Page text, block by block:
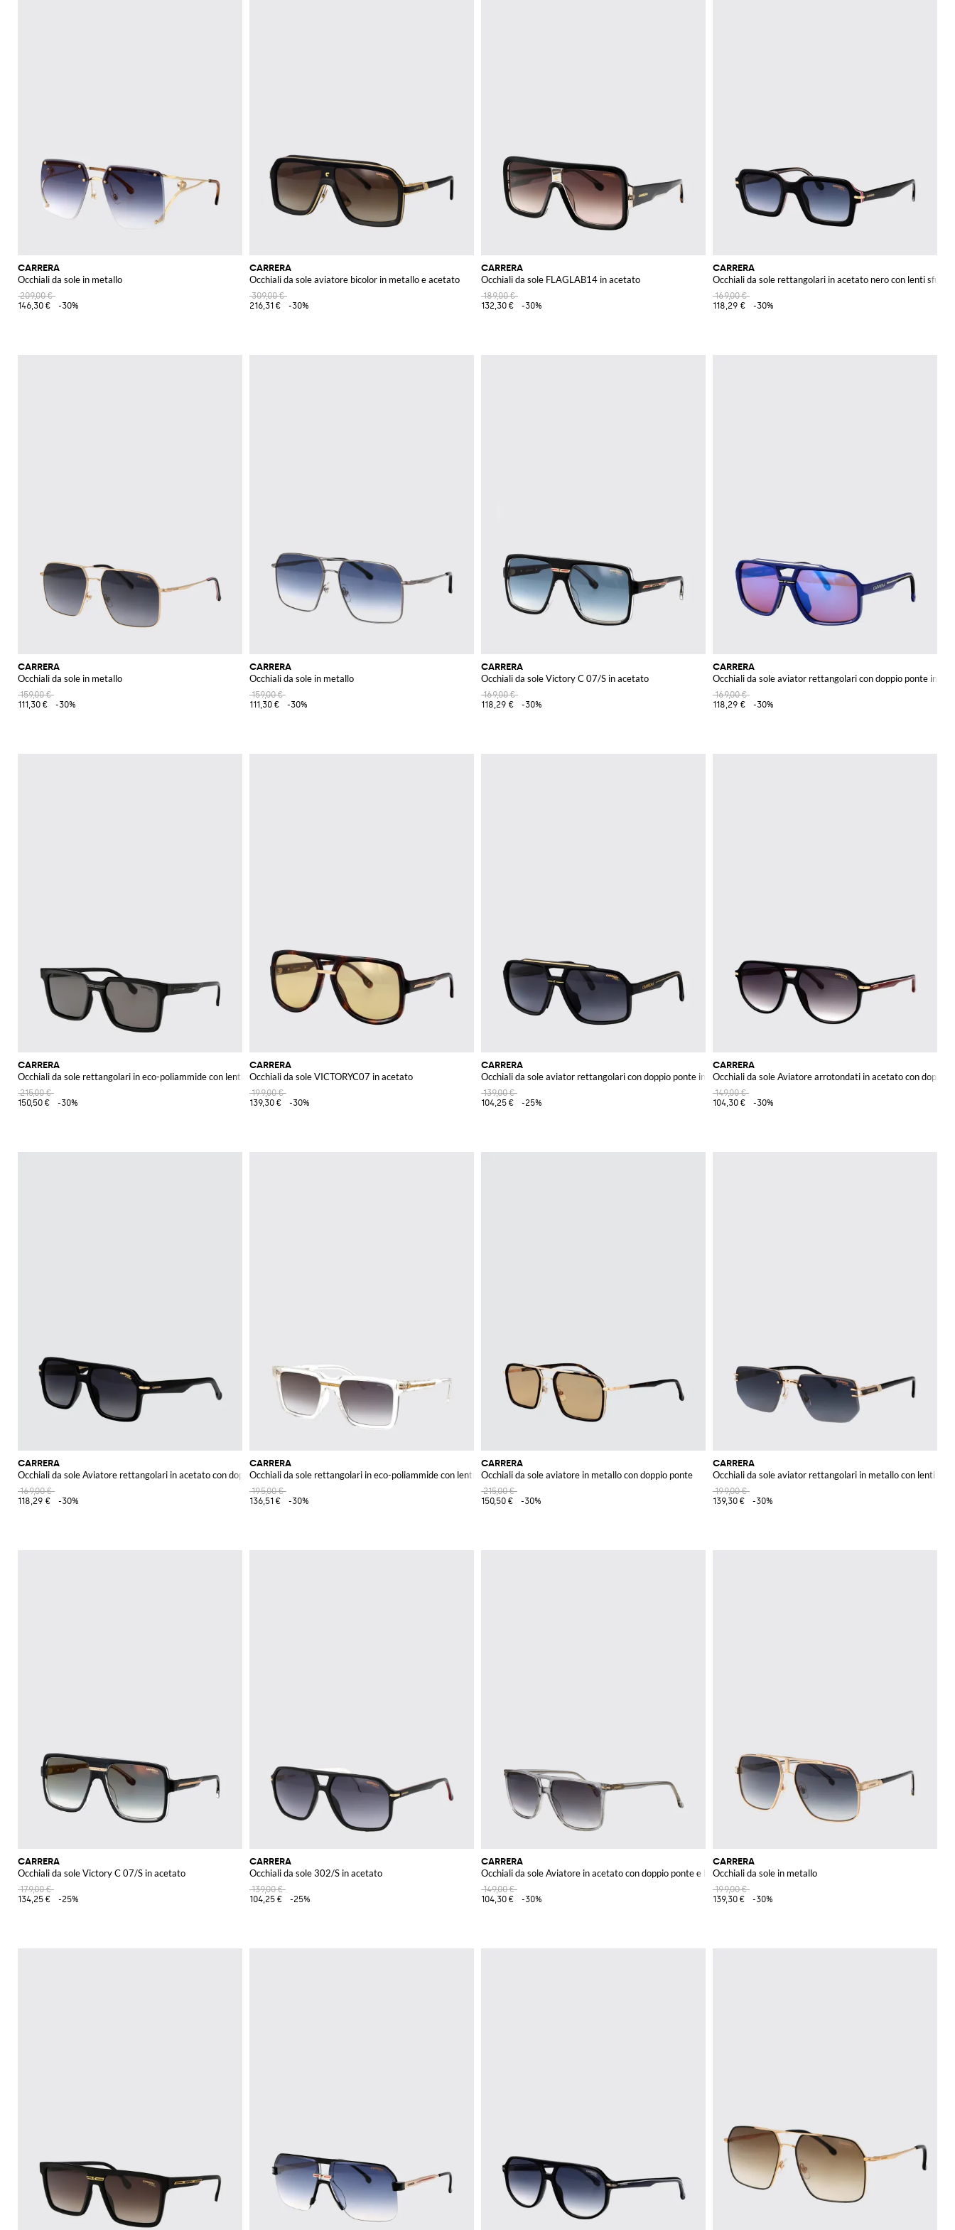
CARRERA
Occhiali da sole in metallo
209,00 €
146,30 €
-30%
CARRERA
Occhiali da sole aviatore bicolor in metallo e acetato
309,00 €
216,31 €
-30%
CARRERA
Occhiali da sole FLAGLAB14 in acetato
189,00 €
132,30 €
-30%
CARRERA
Occhiali da sole rettangolari in acetato nero con lenti
169,00 €
118,29 €
-30%
CARRERA
Occhiali da sole in metallo
159,00 €
111,30 €
-30%
CARRERA
Occhiali da sole in metallo
159,00 €
111,30 €
-30%
CARRERA
Occhiali da sole Victory C 07/S in acetato
169,00 €
118,29 €
-30%
CARRERA
Occhiali da sole aviator rettangolari con doppio ponte in
169,00 €
118,29 €
-30%
CARRERA
Occhiali da sole rettangolari in eco-poliammide con lenti scure
215,00 €
150,50 €
-30%
CARRERA
Occhiali da sole VICTORYC07 in acetato
199,00 €
139,30 €
-30%
CARRERA
Occhiali da sole aviator rettangolari con doppio ponte in acetato
139,00 €
104,25 €
-25%
CARRERA
Occhiali da sole Aviatore arrotondati in acetato con doppio
149,00 €
104,30 €
-30%
CARRERA
Occhiali da sole Aviatore rettangolari in acetato con doppio ponte
169,00 €
118,29 €
-30%
CARRERA
Occhiali da sole rettangolari in eco-poliammide con lenti scure
195,00 €
136,51 €
-30%
CARRERA
Occhiali da sole aviatore in metallo con doppio ponte
215,00 €
150,50 €
-30%
CARRERA
Occhiali da sole aviator rettangolari in metallo con lenti
199,00 €
139,30 €
-30%
CARRERA
Occhiali da sole Victory C 07/S in acetato
179,00 €
134,25 €
-25%
CARRERA
Occhiali da sole 302/S in acetato
139,00 €
104,25 €
-25%
CARRERA
Occhiali da sole Aviatore in acetato con doppio ponte e lenti fumè
149,00 €
104,30 €
-30%
CARRERA
Occhiali da sole in metallo
199,00 €
139,30 €
-30%